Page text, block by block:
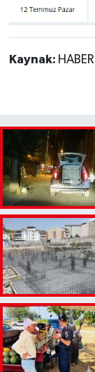
Kaynak: